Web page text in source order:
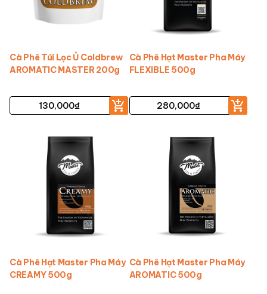
Cà Phê Túi Lọc Ủ Coldbrew
AROMATIC MASTER 200g
130,000₫
Cà Phê Hạt Master Pha Máy
FLEXIBLE 500g
280,000₫
Cà Phê Hạt Master Pha Máy
CREAMY 500g
Cà Phê Hạt Master Pha Máy
AROMATIC 500g